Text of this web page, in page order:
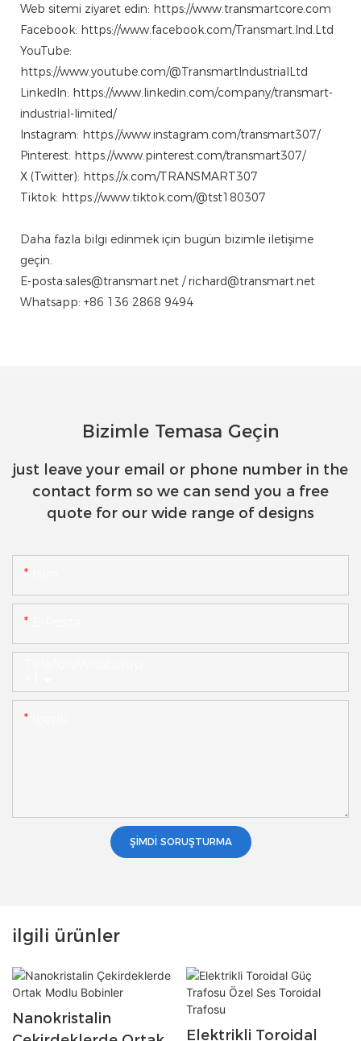
Web sitemi ziyaret edin: https://www.transmartcore.com
Facebook: https://www.facebook.com/Transmart.Ind.Ltd
YouTube:
https://www.youtube.com/@TransmartIndustrialLtd
LinkedIn: https://www.linkedin.com/company/transmart-
industrial-limited/
Instagram: https://www.instagram.com/transmart307/
Pinterest: https://www.pinterest.com/transmart307/
X (Twitter): https://x.com/TRANSMART307
Tiktok: https://www.tiktok.com/@tst180307
Daha fazla bilgi edinmek için bugün bizimle iletişime
geçin.
E-posta:sales@transmart.net / richard@transmart.net
Whatsapp: +86 136 2868 9494
Bizimle Temasa Geçin
just leave your email or phone number in the
contact form so we can send you a free
quote for our wide range of designs
ŞIMDI SORUŞTURMA
ilgili ürünler
Nanokristalin
Elektrikli Toroidal